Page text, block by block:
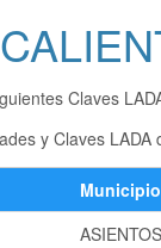
Claves
y Claves LADA
Municipio
ASIENTOS